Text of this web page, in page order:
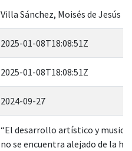
Villa Sánchez, Moisés de Jesús
2025-01-08T18:08:51Z
2025-01-08T18:08:51Z
2024-09-27
“El desarrollo artístico y musical
no se encuentra alejado de la